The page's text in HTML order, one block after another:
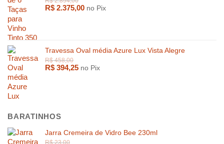
R$ 2.375,00 no Pix
Travessa Oval média Azure Lux Vista Alegre
R$ 394,25 no Pix
BARATINHOS
Jarra Cremeira de Vidro Bee 230ml